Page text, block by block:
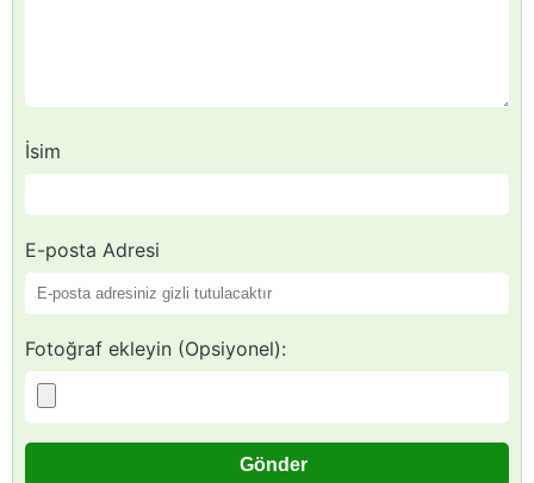
İsim
E-posta Adresi
Fotoğraf ekleyin (Opsiyonel):